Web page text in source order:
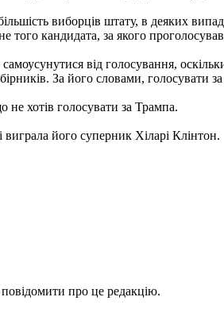
виборців штату, в деяких
кандидата, за якого
від голосування,
За його словами, голосувати за
хотів голосувати за Трампа.
виграла його суперник Хіларі Клінтон.
про це редакцію.